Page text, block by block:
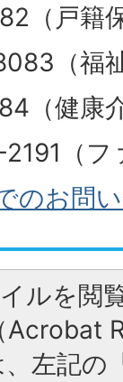
（戸籍
（福
（健康
2191（
のお問
ルを閲
Acrobat
左記の